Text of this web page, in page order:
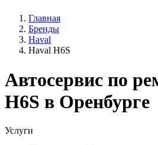
Главная
Бренды
Haval
Haval H6S
Автосервис по
H6S в Оренбурге
Услуги